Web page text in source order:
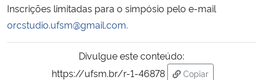
Inscrições limitadas para o simpósio pelo e-mail
orcstudio.ufsm@gmail.com.
Divulgue este conteúdo:
https://ufsm.br/r-1-46878
Copiar